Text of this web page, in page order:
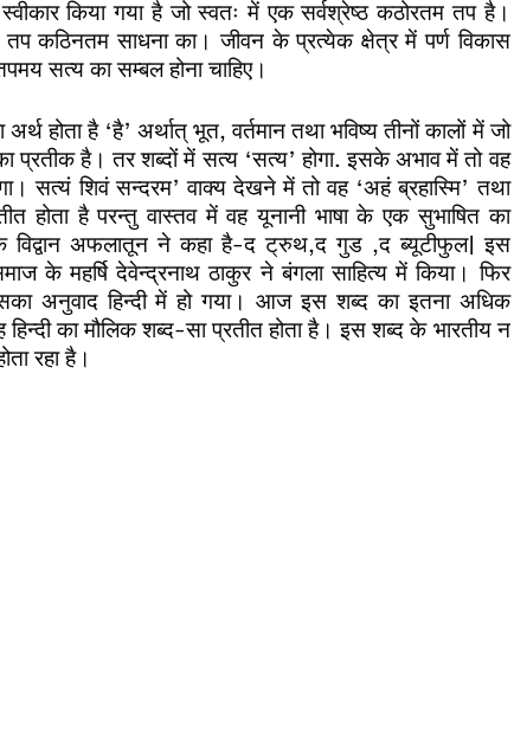
किया गया है जो स्वतः में एक सर्वश्रेष्ठ कठोरतम तप है।
कठिनतम साधना का। जीवन के प्रत्येक क्षेत्र में पर्ण विकास
सत्य का सम्बल होना चाहिए।
होता है ‘है’ अर्थात् भूत, वर्तमान तथा भविष्य तीनों कालों में जो
प्रतीक है। तर शब्दों में सत्य ‘सत्य’ होगा. इसके अभाव में तो वह
सत्यं शिवं सन्दरम’ वाक्य देखने में तो वह ‘अहं ब्रहास्मि’ तथा
होता है परन्तु वास्तव में वह यूनानी भाषा के एक सुभाषित का
विद्वान अफलातून ने कहा है-द ट्रुथ,द गुड ,द ब्यूटीफुल| इस
के महर्षि देवेन्द्रनाथ ठाकुर ने बंगला साहित्य में किया। फिर
अनुवाद हिन्दी में हो गया। आज इस शब्द का इतना अधिक
हिन्दी का मौलिक शब्द-सा प्रतीत होता है। इस शब्द के भारतीय न
रहा है।